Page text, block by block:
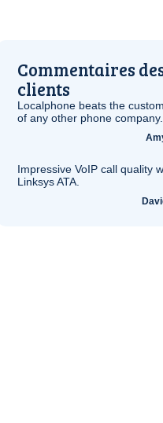
Commentaires
clients
Localphone beats the
of any other phone company.
Impressive VoIP call quality
LinksysATA